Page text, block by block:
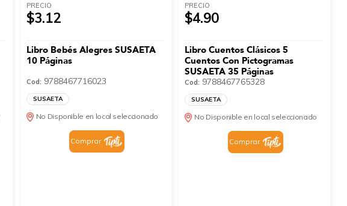
PRECIO
$3.12
Libro Bebés Alegres SUSAETA
10 Páginas
Cod: 9788467716023
SUSAETA
No Disponible en local seleccionado
Comprar
PRECIO
$4.90
Libro Cuentos Clásicos 5
Cuentos Con Pictogramas
SUSAETA 35 Páginas
Cod: 9788467765328
SUSAETA
No Disponible en local seleccionado
Comprar